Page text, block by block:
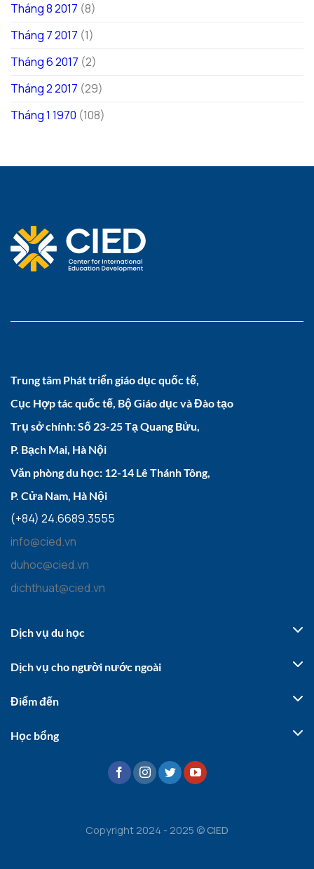
Tháng 8 2017 (8)
Tháng 7 2017 (1)
Tháng 6 2017 (2)
Tháng 2 2017 (29)
Tháng 1 1970 (108)
Trung tâm Phát triển giáo dục quốc tế,
Cục Hợp tác quốc tế, Bộ Giáo dục và Đào tạo
Trụ sở chính: Số 23-25 Tạ Quang Bửu,
P. Bạch Mai, Hà Nội
Văn phòng du học: 12-14 Lê Thánh Tông,
P. Cửa Nam, Hà Nội
(+84) 24.6689.3555
info@cied.vn
duhoc@cied.vn
dichthuat@cied.vn
Dịch vụ du học
Dịch vụ cho người nước ngoài
Điểm đến
Học bổng
Copyright 2024 - 2025 ©CIED